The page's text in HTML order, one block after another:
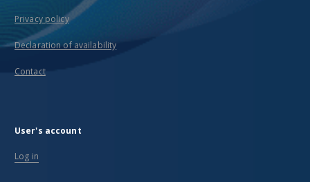
Privacy policy
Declaration of availability
Contact
User's account
Log in